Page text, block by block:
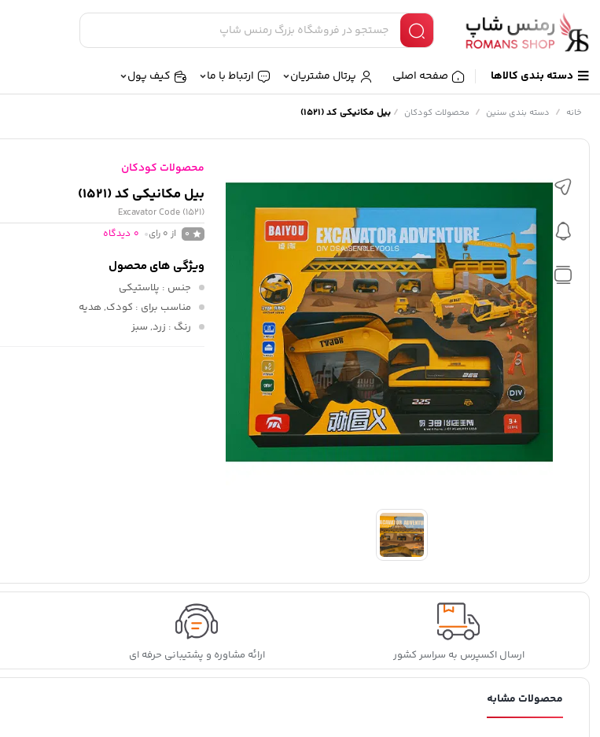
دسته بندی کالاها صفحه اصلی پرتال مشتریان ارتباط با ما کیف پول
خانه / دسته بندی سنین / محصولات کودکان /بیل مکانیکی کد (1521)
محصولات کودکان
بیل مکانیکی کد (1521)
Excavator Code (1521)
0 از 0 رای 0 دیدگاه
ویژگی های محصول
جنس : پلاستیکی
مناسب برای : کودک, هدیه
رنگ : زرد, سبز
ارسال اکسپرس به سراسر کشور ارائه مشاوره و پشتیبانی حرفه ای
محصولات مشابه